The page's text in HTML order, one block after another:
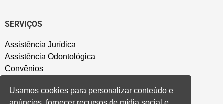
SERVIÇOS
Assistência Jurídica
Assistência Odontológica
Convênios
Salão de Festa
Usamos cookies para personalizar conteúdo e
anúncios, fornecer recursos de mídia social e